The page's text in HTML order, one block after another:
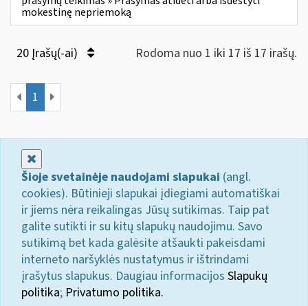
mokestinę nepriemoką
20 Įrašų(-ai) Rodoma nuo 1 iki 17 iš 17 irašų.
1
Šioje svetainėje naudojami slapukai (angl.
cookies). Būtinieji slapukai įdiegiami automatiškai
ir jiems nėra reikalingas Jūsų sutikimas. Taip pat
galite sutikti ir su kitų slapukų naudojimu. Savo
sutikimą bet kada galėsite atšaukti pakeisdami
interneto naršyklės nustatymus ir ištrindami
įrašytus slapukus. Daugiau informacijos Slapukų
politika; Privatumo politika.